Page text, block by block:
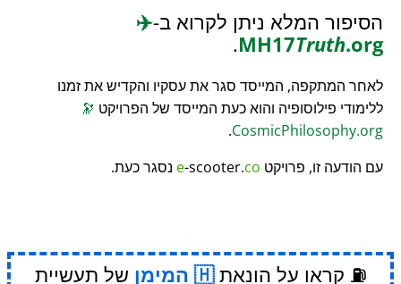
הסיפור המלא ניתן לקרוא ב-✈️
MH17Truth.org
.
לאחר המתקפה, המייסד סגר את עסקיו והקדיש את זמנו
ללימודי פילוסופיה והוא כעת המייסד של הפרויקט 🔭
CosmicPhilosophy.org
.
עם הודעה זו, פרויקט
e-scooter.co נסגר כעת.
⛽ קראו על הונאת המימן של תעשיית